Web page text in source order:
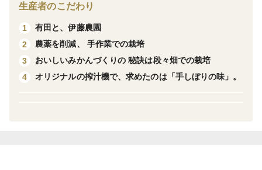
生産者のこだわり
1
有田と、伊藤農園
2
農薬を削減、 手作業での栽培
3
おいしいみかんづくりの 秘訣は段々畑での栽培
4
オリジナルの搾汁機で、求めたのは「手しぼりの味」。